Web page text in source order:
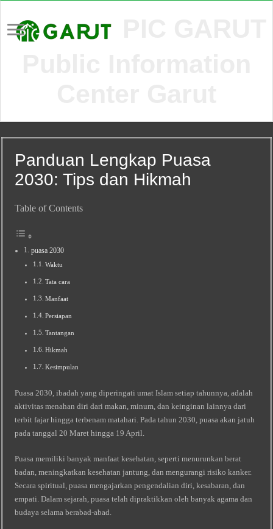
Panduan Lengkap Puasa
2030: Tips dan Hikmah
Table of Contents
puasa 2030
Waktu
Tata cara
Manfaat
Persiapan
Tantangan
Hikmah
Kesimpulan
Puasa 2030, ibadah yang diperingati umat Islam setiap tahunnya, adalah
aktivitas menahan diri dari makan, minum, dan keinginan lainnya dari
terbit fajar hingga terbenam matahari. Pada tahun 2030, puasa akan jatuh
pada tanggal 20 Maret hingga 19 April.
Puasa memiliki banyak manfaat kesehatan, seperti menurunkan berat
badan, meningkatkan kesehatan jantung, dan mengurangi risiko kanker.
Secara spiritual, puasa mengajarkan pengendalian diri, kesabaran, dan
empati. Dalam sejarah, puasa telah dipraktikkan oleh banyak agama dan
budaya selama berabad-abad.